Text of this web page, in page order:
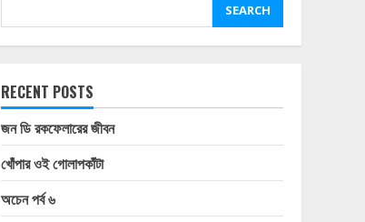
SEARCH
RECENT POSTS
জন ডি রকফেলারের জীবন
খোঁপার ওই গোলাপকাঁটা
অচেন পর্ব ৬